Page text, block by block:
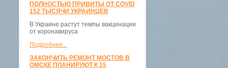
ПОЛНОСТЬЮ ПРИВИТЫ ОТ COVID
152 ТЫСЯЧИ УКРАИНЦЕВ
В Украине растут темпы вакцинации
от коронавируса
Подробнее...
ЗАКОНЧИТЬ РЕМОНТ МОСТОВ В
ОМСКЕ ПЛАНИРУЮТ К 15